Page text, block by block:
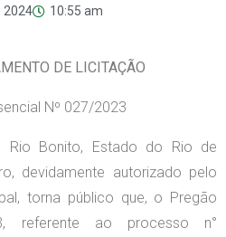
2024 10:55 am
DE LICITAÇÃO
Nº 027/2023
Rio Bonito, Estado do Rio de
devidamente autorizado pelo
torna público que, o Pregão
referente ao processo n°